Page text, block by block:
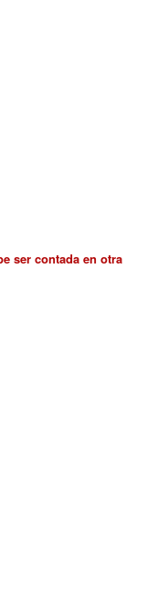
ser contada en otra